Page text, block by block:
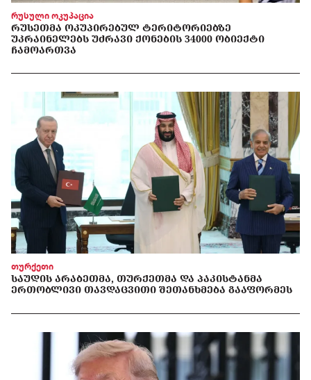
რუსული ოკუპაცია
ᲠᲣᲡᲔᲗᲛᲐ ᲝᲙᲣᲞᲘᲠᲔᲑᲣᲚ ᲢᲔᲠᲘᲢᲝᲠᲘᲔᲑᲖᲔ
ᲣᲙᲠᲐᲘᲜᲔᲚᲔᲑᲡ ᲣᲫᲠᲐᲕᲘ ᲥᲝᲜᲔᲑᲘᲡ 34000 ᲝᲑᲘᲔᲥᲢᲘ
ᲩᲐᲛᲝᲐᲠᲗᲕᲐ
თურქეთი
ᲡᲐᲣᲓᲘᲡ ᲐᲠᲐᲑᲔᲗᲛᲐ, ᲗᲣᲠᲥᲔᲗᲛᲐ ᲓᲐ ᲞᲐᲙᲘᲡᲢᲐᲜᲛᲐ
ᲔᲠᲗᲝᲑᲚᲘᲕᲘ ᲗᲐᲕᲓᲐᲪᲕᲘᲗᲘ ᲨᲔᲗᲐᲜᲮᲛᲔᲑᲐ ᲒᲐᲐᲤᲝᲠᲛᲔᲡ